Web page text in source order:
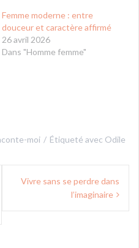
Femme moderne : entre
douceur et caractère affirmé
26 avril 2026
Dans "Homme femme"
moi Étiqueté avec Odile
Vivre sans se perdre dans
l’imaginaire